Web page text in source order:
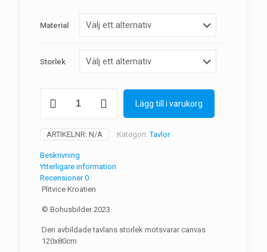
Material
Storlek
Lägg till i varukorg
ARTIKELNR: N/A Kategori:Tavlor
Beskrivning
Ytterligare information
Recensioner0
Plitvice Kroatien
© Bohusbilder 2023
Den avbildade tavlans storlek motsvarar canvas
120x80cm